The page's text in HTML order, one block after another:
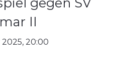
II
20:00